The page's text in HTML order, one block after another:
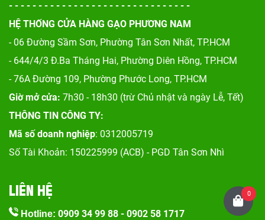
- - - - - - - - - - - - - - - - - - - - - - - - - - - - - - -
HỆ THỐNG CỬA HÀNG GẠO PHƯƠNG NAM
- 06 Đường Sầm Sơn, Phường Tân Sơn Nhất, TP.HCM
- 644/4/3 Đ.Ba Tháng Hai, Phường Diên Hồng, TP.HCM
- 76A Đường 109, Phường Phước Long, TP.HCM
Giờ mở cửa: 7h30 - 18h30 (trừ Chủ nhật và ngày Lễ, Tết)
THÔNG TIN CÔNG TY:
Mã số doanh nghiệp: 0312005719
Số Tài Khoản: 150225999 (ACB) - PGD Tân Sơn Nhì
LIÊN HỆ
Hotline: 0909 34 99 88 - 0902 58 1717
0